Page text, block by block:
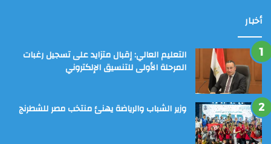
أخبار
التعليم العالي: إقبال متزايد على تسجيل رغبات
المرحلة الأولى للتنسيق الإلكتروني
وزير الشباب والرياضة يهنئ منتخب مصر للشطرنج